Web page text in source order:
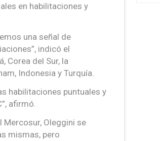
en habilitaciones y
una señal de
indicó el
Corea del Sur, la
Indonesia y Turquía.
habilitaciones puntuales y
afirmó.
Mercosur, Oleggini se
mismas, pero